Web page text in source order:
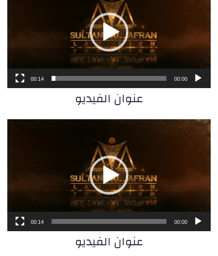
00:00
00:14
عنوان الفيديو
الفيديو
00:00
00:14
عنوان الفيديو